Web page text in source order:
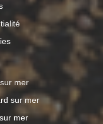
mer
sur mer
mer